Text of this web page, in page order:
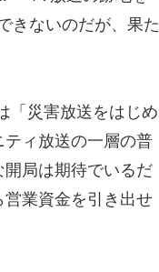
きないのだが、果た
「災害放送をはじめ
ィ放送の一層の普
局は期待でいるだ
業資金を引き出せ